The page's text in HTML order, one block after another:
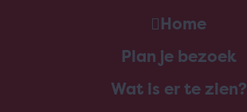
Home
Plan je bezoek
Wat is er te zien?